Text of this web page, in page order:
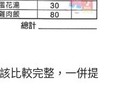
比較完整，一併提